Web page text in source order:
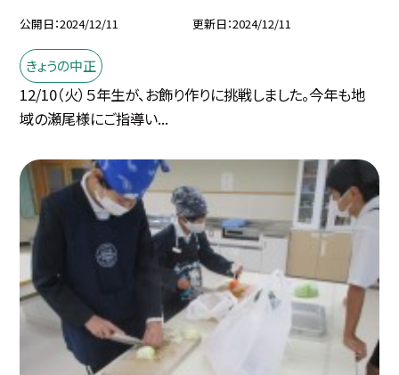
公開日 2024/12/11 更新日 2024/12/11
きょうの中正
12/10（火）５年生が、お飾り作りに挑戦しました。今年も地
域の瀬尾様にご指導い...